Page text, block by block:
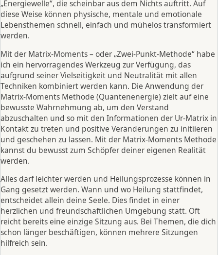
„Energiewelle“, die scheinbar aus dem Nichts auftritt. Auf
diese Weise können physische, mentale und emotionale
Lebensthemen schnell, einfach und mühelos transformiert
werden.
Mit der Matrix-Moments – oder „Zwei-Punkt-Methode“ habe
ich ein hervorragendes Werkzeug zur Verfügung, das
aufgrund seiner Vielseitigkeit und Neutralität mit allen
Techniken kombiniert werden kann. Die Anwendung der
Matrix-Moments Methode (Quantenenergie) zielt auf eine
bewusste Wahrnehmung ab, um den Verstand
abzuschalten und so mit den Informationen der Ur-Matrix in
Kontakt zu treten und positive Veränderungen zu initiieren
und geschehen zu lassen. Mit der Matrix-Moments Methode
kannst du bewusst zum Schöpfer deiner eigenen Realität
werden.
Alles darf leichter werden und Heilungsprozesse können in
Gang gesetzt werden. Wann und wo Heilung stattfindet,
entscheidet allein deine Seele. Dies findet in einer
herzlichen und freundschaftlichen Umgebung statt. Oft
reicht bereits eine einzige Sitzung aus. Bei Themen, die dich
schon länger beschäftigen, können mehrere Sitzungen
hilfreich sein.